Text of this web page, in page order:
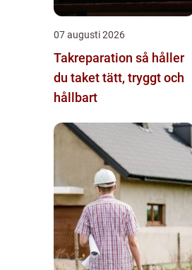
07 augusti 2026
Takreparation så håller
du taket tätt, tryggt och
hållbart